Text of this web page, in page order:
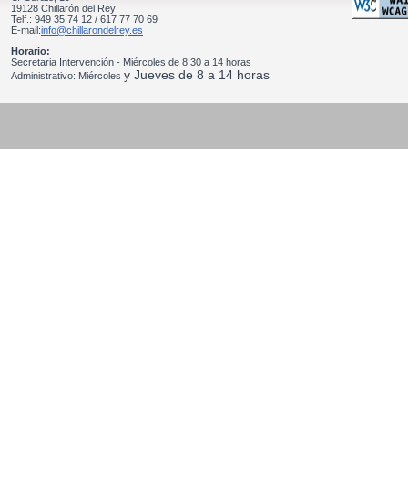
19128 Chillarón del Rey
Telf.: 949 35 74 12 / 617 77 70 69
E-mail:info@chillarondelrey.es
Horario:
Secretaria Intervención - Miércoles de 8:30 a 14 horas
Administrativo: Miércoles y Jueves de 8 a 14 horas